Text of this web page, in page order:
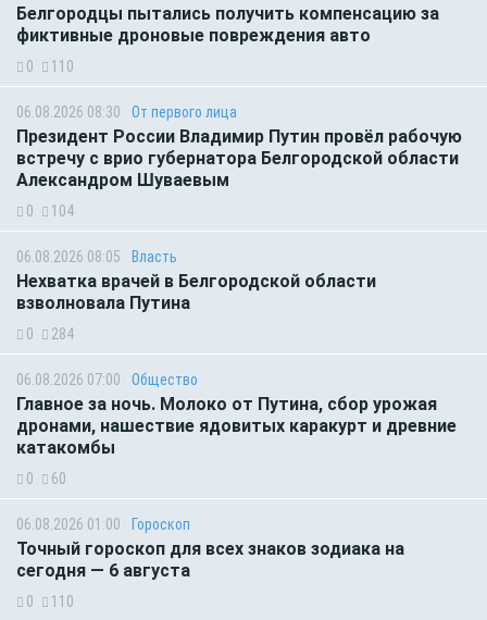
Белгородцы пытались получить компенсацию за
фиктивные дроновые повреждения авто
0 110
06.08.2026 08:30 От первого лица
Президент России Владимир Путин провёл рабочую
встречу с врио губернатора Белгородской области
Александром Шуваевым
0 104
06.08.2026 08:05 Власть
Нехватка врачей в Белгородской области
взволновала Путина
0 284
06.08.2026 07:00 Общество
Главное за ночь. Молоко от Путина, сбор урожая
дронами, нашествие ядовитых каракурт и древние
катакомбы
0 60
06.08.2026 01:00 Гороскоп
Точный гороскоп для всех знаков зодиака на
сегодня — 6 августа
0 110